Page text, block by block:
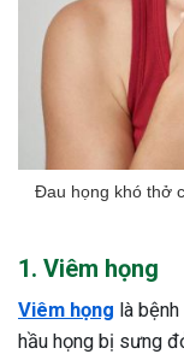
Đau họng khó thở
1. Viêm họng
Viêm họng là
hầu họng bị sưng